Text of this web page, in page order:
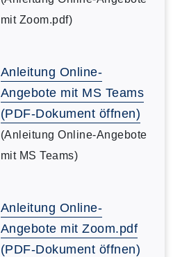
mit Zoom.pdf)
Anleitung Online-
Angebote mit MS Teams
(PDF-Dokument öffnen)
(Anleitung Online-Angebote
mit MS Teams)
Anleitung Online-
Angebote mit Zoom.pdf
(PDF-Dokument öffnen)